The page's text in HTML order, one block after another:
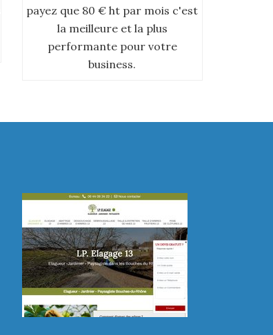
payez que 80 € ht par mois c'est
la meilleure et la plus
performante pour votre
business.